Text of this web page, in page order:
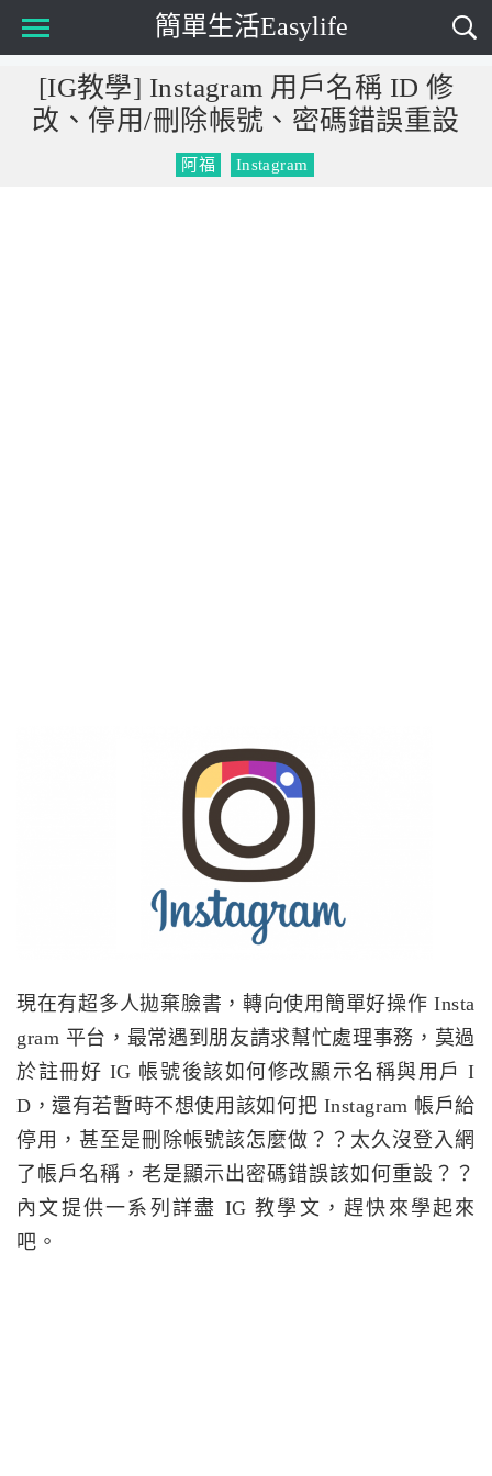
簡單生活Easylife
Main Menu
[IG教學] Instagram 用戶名稱 ID 修
改、停用/刪除帳號、密碼錯誤重設
阿福 Instagram
現在有超多人拋棄臉書，轉向使用簡單好操作 Insta
gram 平台，最常遇到朋友請求幫忙處理事務，莫過
於註冊好 IG 帳號後該如何修改顯示名稱與用戶 I
D，還有若暫時不想使用該如何把 Instagram 帳戶給
停用，甚至是刪除帳號該怎麼做？？太久沒登入網
了帳戶名稱，老是顯示出密碼錯誤該如何重設？？
內文提供一系列詳盡 IG 教學文，趕快來學起來
吧。